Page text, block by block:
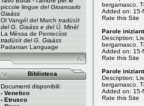
piccole linguedel Gioancarlo
Giaàss
Ol Vangél del March tradüsìt
del G. Giaàss e del Ü. Minèl
La Mèssa de Pentecòst
tradüsìt del G. Giaàss
Padanian Language
Biblioteca
Documenti disponibili:
- Venetico
- Etrusco
bergamasco.
Added on: 15-
Rate this Site
Parole
Description:
bergamasco.
Added on: 15-
Rate this Site
Parole
Description:
bergamasco.
Added on: 15-
Rate this Site